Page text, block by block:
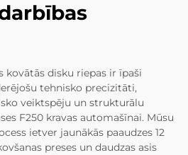
kovātās disku riepas ir īpaši
tehnisko precizitāti,
veiktspēju un strukturālu
F250 kravas automašīnai. Mūsu
ietver jaunākās paaudzes 12
preses un daudzas asis